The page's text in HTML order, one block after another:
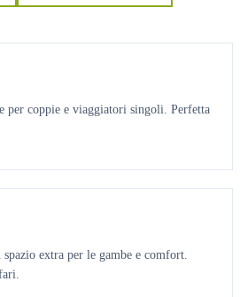
per coppie e viaggiatori singoli. Perfetta
extra per le gambe e comfort.